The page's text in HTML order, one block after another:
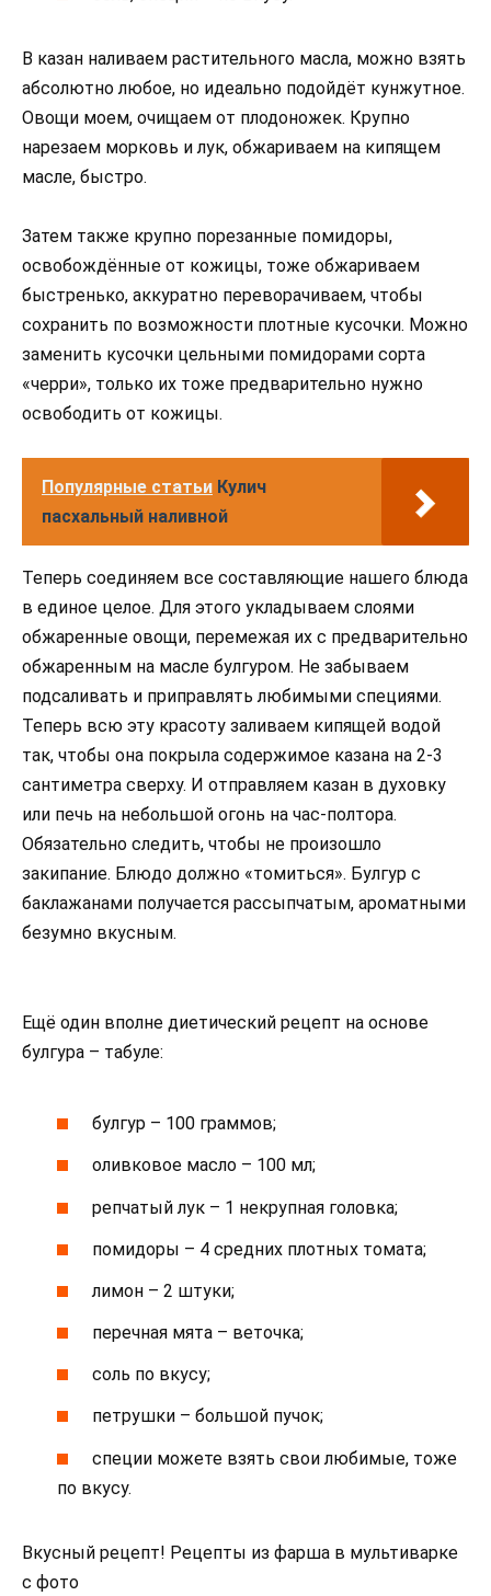
В казан наливаем растительного масла, можно взять
абсолютно любое, но идеально подойдёт кунжутное.
Овощи моем, очищаем от плодоножек. Крупно
нарезаем морковь и лук, обжариваем на кипящем
масле, быстро.
Затем также крупно порезанные помидоры,
освобождённые от кожицы, тоже обжариваем
быстренько, аккуратно переворачиваем, чтобы
сохранить по возможности плотные кусочки. Можно
заменить кусочки цельными помидорами сорта
«черри», только их тоже предварительно нужно
освободить от кожицы.
Популярные статьи Кулич
пасхальный наливной
Теперь соединяем все составляющие нашего блюда
в единое целое. Для этого укладываем слоями
обжаренные овощи, перемежая их с предварительно
обжаренным на масле булгуром. Не забываем
подсаливать и приправлять любимыми специями.
Теперь всю эту красоту заливаем кипящей водой
так, чтобы она покрыла содержимое казана на 2-3
сантиметра сверху. И отправляем казан в духовку
или печь на небольшой огонь на час-полтора.
Обязательно следить, чтобы не произошло
закипание. Блюдо должно «томиться». Булгур с
баклажанами получается рассыпчатым, ароматными
безумно вкусным.
Ещё один вполне диетический рецепт на основе
булгура – табуле:
булгур – 100 граммов;
оливковое масло – 100 мл;
репчатый лук – 1 некрупная головка;
помидоры – 4 средних плотных томата;
лимон – 2 штуки;
перечная мята – веточка;
соль по вкусу;
петрушки – большой пучок;
специи можете взять свои любимые, тоже
по вкусу.
Вкусный рецепт! Рецепты из фарша в мультиварке
с фото